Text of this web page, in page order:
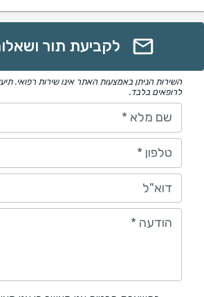
לקביעת תור
השירות הניתן באמצעות האתר אינו שירות רפואי.
לרופאים בלבד.
שם מלא *
טלפון *
דוא"ל
הודעה *